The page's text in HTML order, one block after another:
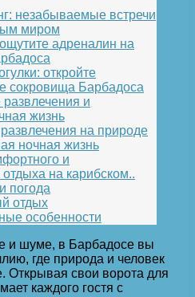
незабываемые встречи
миром
адреналин на
откройте
сокровища Барбадоса
и
жизнь
на природе
ночная жизнь
и
отдыха на карибском..
погода
отдых
особенности
и шуме, в Барбадосе вы
где природа и человек
Открывая свои ворота для
каждого гостя с